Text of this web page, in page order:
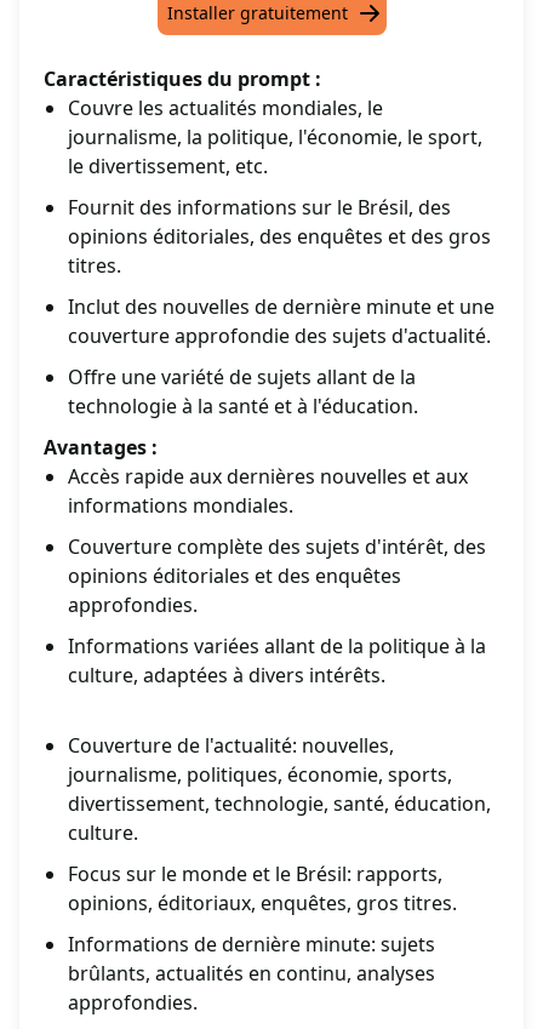
Installer gratuitement
Caractéristiques du prompt :
Couvre les actualités mondiales, le
journalisme, la politique, l'économie, le sport,
le divertissement, etc.
Fournit des informations sur le Brésil, des
opinions éditoriales, des enquêtes et des gros
titres.
Inclut des nouvelles de dernière minute et une
couverture approfondie des sujets d'actualité.
Offre une variété de sujets allant de la
technologie à la santé et à l'éducation.
Avantages :
Accès rapide aux dernières nouvelles et aux
informations mondiales.
Couverture complète des sujets d'intérêt, des
opinions éditoriales et des enquêtes
approfondies.
Informations variées allant de la politique à la
culture, adaptées à divers intérêts.
Couverture de l'actualité: nouvelles,
journalisme, politiques, économie, sports,
divertissement, technologie, santé, éducation,
culture.
Focus sur le monde et le Brésil: rapports,
opinions, éditoriaux, enquêtes, gros titres.
Informations de dernière minute: sujets
brûlants, actualités en continu, analyses
approfondies.